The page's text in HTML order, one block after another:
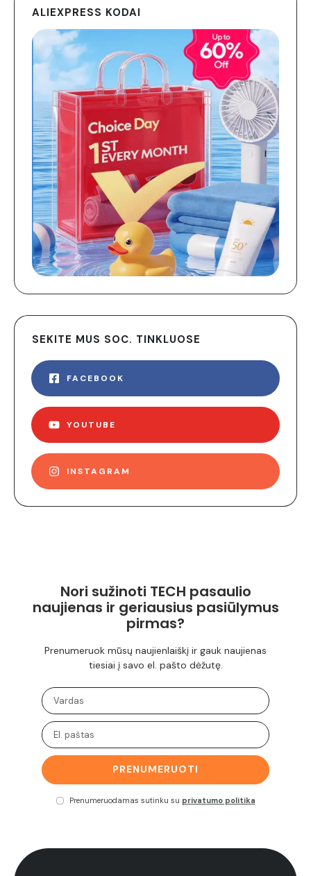
ALIEXPRESS KODAI
SEKITE MUS SOC. TINKLUOSE
FACEBOOK
YOUTUBE
INSTAGRAM
Nori sužinoti TECH pasaulio
naujienas ir geriausius pasiūlymus
pirmas?
Prenumeruok mūsų naujienlaiškį ir gauk naujienas
tiesiai į savo el. pašto dėžutę.
PRENUMERUOTI
Prenumeruodamas sutinku su privatumo politika